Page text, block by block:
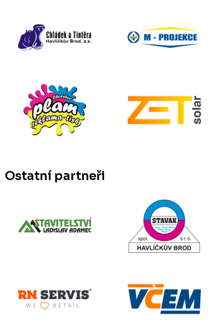
Ostatní partneři